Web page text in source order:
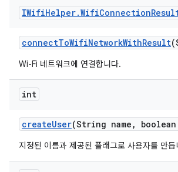
IWifiHelper.WifiConnection
connectToWifiNetworkWithResult
Wi-Fi 네트워크에 연결합니다.
int
createUser(String name ,
지정된 이름과 제공된 플래그로 사용자를 만듭